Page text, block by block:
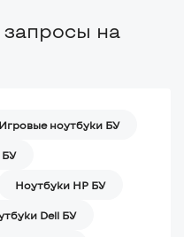
на
Игровые ноутбуки БУ
БУ
Ноутбуки HP БУ
Dell БУ